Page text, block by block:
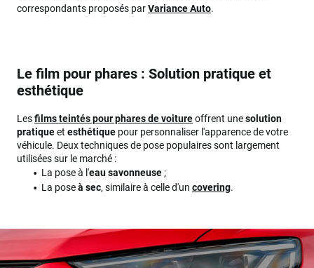
correspondants proposés parVariance Auto.
Le film pour phares : Solution pratique et
esthétique
Lesfilms teintés pour phares de voitureoffrent unesolution
pratiqueet esthétique pour personnaliser l'apparence de votre
véhicule. Deux techniques de pose populaires sont largement
utilisées sur le marché :
La pose à l'eau savonneuse;
La poseà sec, similaire à celle d'un covering.